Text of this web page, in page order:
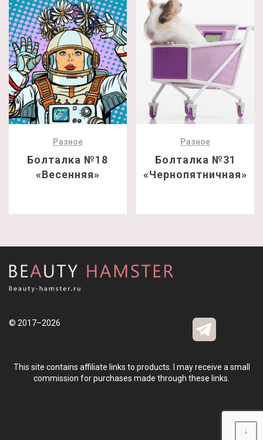
Разное
Болталка №18
«Весенняя»
Разное
Болталка №31
«Чернопятничная»
© 2017–2026
This site contains affiliate links to products. I may receive a small
commission for purchases made through these links.
↓